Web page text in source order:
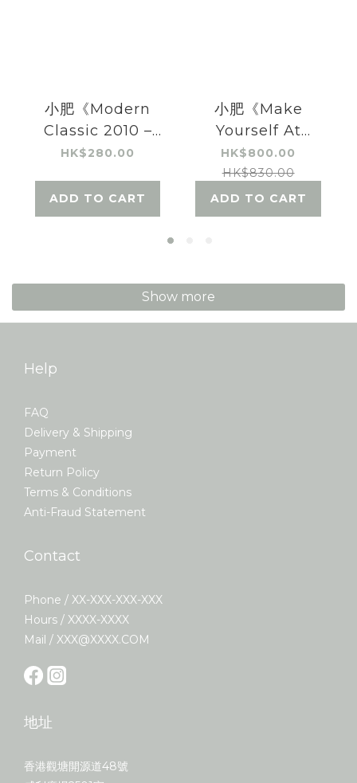
小肥《Modern
Classic 2010 –
2020》CD
HK$280.00
ADD TO CART
小肥《Make
Yourself At
Home》&《睡前
服》黑膠唱片套裝
HK$800.00
HK$830.00
ADD TO CART
Show more
Help
FAQ
Delivery & Shipping
Payment
Return Policy
Terms & Conditions
Anti-Fraud Statement
Contact
Phone / XX-XXX-XXX-XXX
Hours / XXXX-XXXX
Mail / XXX@XXXX.COM
地址
香港觀塘開源道48號